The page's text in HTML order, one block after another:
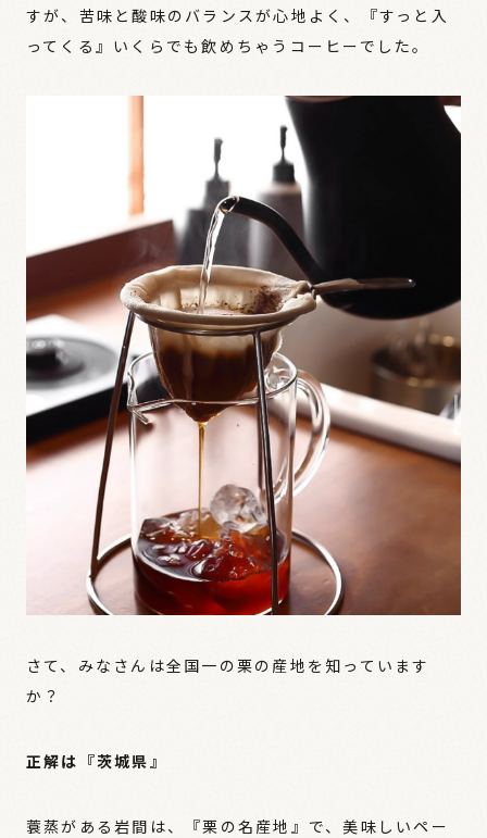
すが、苦味と酸味のバランスが心地よく、『すっと入
ってくる』いくらでも飲めちゃうコーヒーでした。
さて、みなさんは全国一の栗の産地を知っています
か？
正解は『茨城県』
蓑蒸がある岩間は、『栗の名産地』で、美味しいペー